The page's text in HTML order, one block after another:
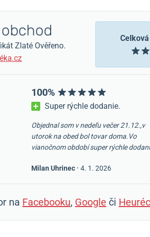
Zlaté Ověřeno.
100%
Super rýchle dodanie.
Objednal som v nedeľu večer 21.12.,v
utorok na obed bol tovar doma.Vo
vianočnom období super rýchle
Milan Uhrinec • 4. 1. 2026
na Facebooku, Google či